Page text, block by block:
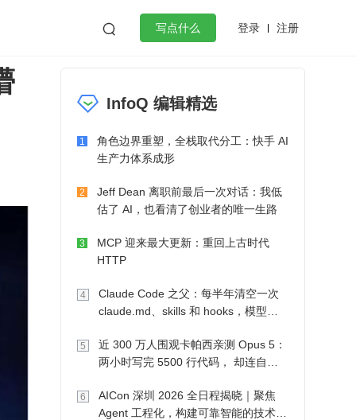
 写点什么 登录 注册
作
微服务架构 flutter
InfoQ 编辑精选
1
角色边界重塑，全栈取代分工：快手 AI
生产力体系成形
2
Jeff Dean 离职前最后一次对话：我低
估了 AI，也看清了创业者的唯一生路
3
MCP 迎来最大更新：重回上古时代
HTTP
4
Claude Code 之父：每半年清空一次
claude.md、skills 和 hooks，模型自
5
近 300 万人围观卡帕西亲测 Opus 5：
两小时写完 5500 行代码， 却连自己
6
AICon 深圳 2026 全日程揭晓｜聚焦
Agent 工程化，构建可靠智能的技术路